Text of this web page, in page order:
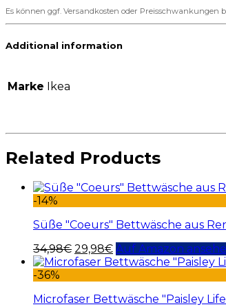
Es können ggf. Versandkosten oder Preisschwankungen
Additional information
Marke Ikea
Related Products
-14%
Süße "Coeurs" Bettwäsche aus
34,98€ 29,98€ Auf Amazon
-36%
Microfaser Bettwäsche "Paisley